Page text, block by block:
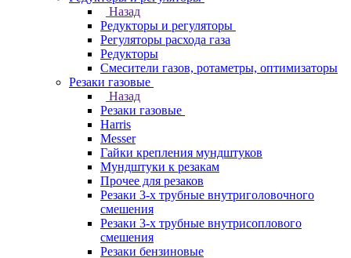
Назад
Редукторы и регуляторы
Регуляторы расхода газа
Редукторы
Смесители газов, ротаметры, оптимизаторы
Резаки газовые
Назад
Резаки газовые
Harris
Messer
Гайки крепления мундштуков
Мундштуки к резакам
Прочее для резаков
Резаки 3-х трубные внутриголовочного
смешения
Резаки 3-х трубные внутрисоплового
смешения
Резаки бензиновые